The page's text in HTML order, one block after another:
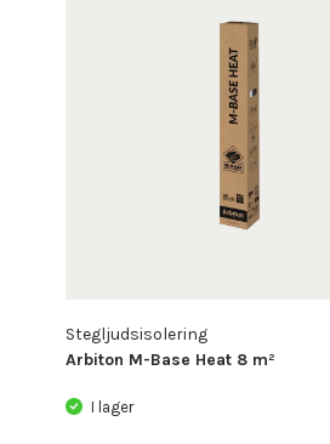
Stegljudsisolering
Arbiton M-Base Heat 8 m²
I lager